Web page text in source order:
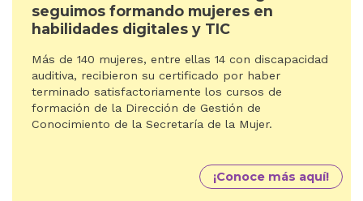
En los Centros de Inclusión digital
seguimos formando mujeres en
Más de 140 mujeres, entre ellas 14 con discapacidad
auditiva, recibieron su certificado por haber
terminado satisfactoriamente los cursos de
formación de la Dirección de Gestión de